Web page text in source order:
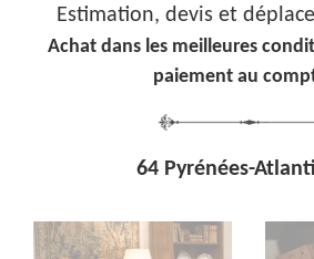
Estimation, devis et
Achat dans les meilleures
paiement au
64 Pyrénées-